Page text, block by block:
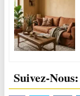
Suivez-Nous: